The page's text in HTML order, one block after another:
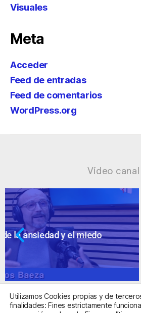
Visuales
Meta
Acceder
Feed de entradas
Feed de comentarios
WordPress.org
Vídeo canal
Ansiedad: supuestos
Utilizamos Cookies propias y de
finalidades: Fines estrictamente